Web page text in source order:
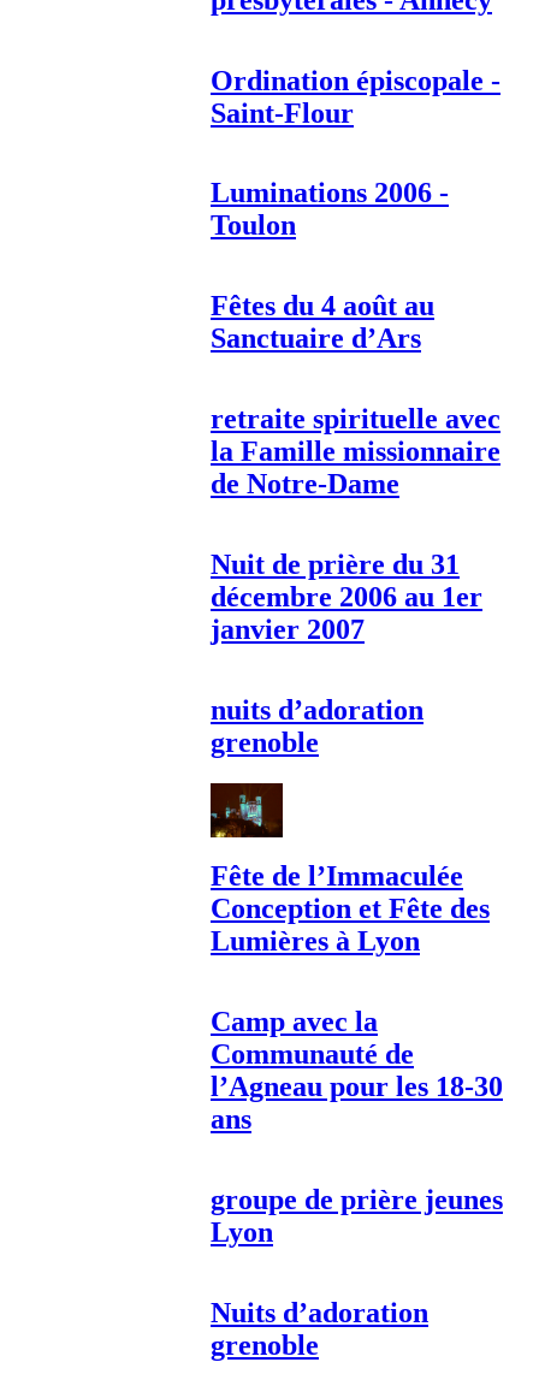
Ordination épiscopale -
Saint-Flour
Luminations 2006 -
Toulon
Fêtes du 4 août au
Sanctuaire d’Ars
retraite spirituelle avec
la Famille missionnaire
de Notre-Dame
Nuit de prière du 31
décembre 2006 au 1er
janvier 2007
nuits d’adoration
grenoble
Fête de l’Immaculée
Conception et Fête des
Lumières à Lyon
Camp avec la
Communauté de
l’Agneau pour les 18-30
ans
groupe de prière jeunes
Lyon
Nuits d’adoration
grenoble